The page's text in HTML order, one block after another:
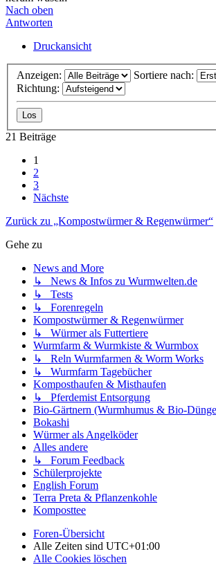
Nach oben
Antworten
Druckansicht
Anzeigen:
Sortiere nach:
Richtung:
21 Beiträge
1
2
3
Nächste
Zurück zu „Kompostwürmer & Regenwürmer“
Gehe zu
News and More
↳ News & Infos zu Wurmwelten.de
↳ Tests
↳ Forenregeln
Kompostwürmer & Regenwürmer
↳ Würmer als Futtertiere
Wurmfarm & Wurmkiste & Wurmbox
↳ Reln Wurmfarmen & Worm Works
↳ Wurmfarm Tagebücher
Komposthaufen & Misthaufen
↳ Pferdemist Entsorgung
Bio-Gärtnern (Wurmhumus & Bio-
Bokashi
Würmer als Angelköder
Alles andere
↳ Forum Feedback
Schülerprojekte
English Forum
Terra Preta & Pflanzenkohle
Komposttee
Foren-Übersicht
Alle Zeiten sind UTC+01:00
Alle Cookies löschen